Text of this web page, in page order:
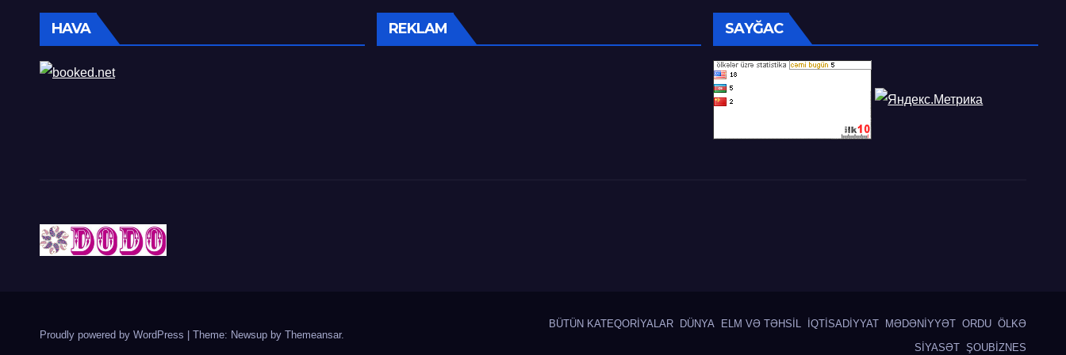
HAVA REKLAM SAYĞAC
Proudly powered by WordPress Theme: Newsup by Themeansar.
BÜTÜN KATEQORİYALAR DÜNYA ELM VƏ TƏHSİL İQTİSADİYYAT MƏDƏNİYYƏT ORDU ÖLKƏ
SİYASƏT ŞOUBİZNES